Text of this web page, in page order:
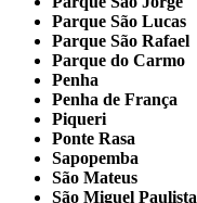
Parque São Lucas
Parque São Rafael
Parque do Carmo
Penha
Penha de França
Piqueri
Ponte Rasa
Sapopemba
São Mateus
São Miguel Paulista